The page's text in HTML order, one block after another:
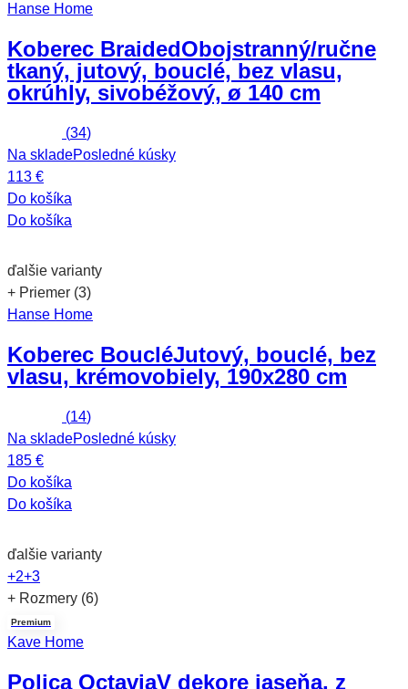
Hanse Home
Koberec BraidedObojstranný/ručne
tkaný, jutový, bouclé, bez vlasu,
okrúhly, sivobéžový, ø 140 cm
(34)
Na skladePosledné kúsky
113 €
Do košíka
Do košíka
ďalšie varianty
+ Priemer (3)
Hanse Home
Koberec BoucléJutový, bouclé, bez
vlasu, krémovobiely, 190x280 cm
(14)
Na skladePosledné kúsky
185 €
Do košíka
Do košíka
ďalšie varianty
+2+3
+ Rozmery (6)
Premium
Kave Home
Polica OctaviaV dekore jaseňa, z